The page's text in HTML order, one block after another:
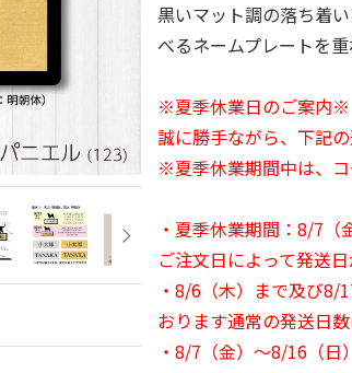
黒いマット調の落ち着
べるネームプレートを
※夏季休業日のご案内※
誠に勝手ながら、下記
※夏季休業期間中は、コ
・夏季休業期間：8/7（
ご注文日によって発送
・8/6（木）まで及び8/
おります通常の発送日
・8/7（金）～8/16（